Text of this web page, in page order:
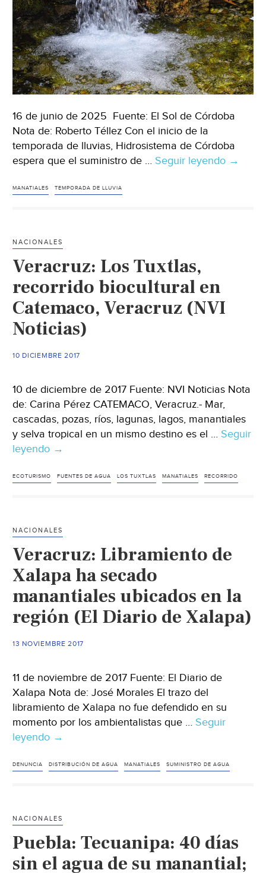
16 de junio de 2025 Fuente: El Sol de Córdoba
Nota de: Roberto Téllez Con el inicio de la
temporada de lluvias, Hidrosistema de Córdoba
espera que el suministro de … Seguir leyendo
(El
de
→
MANATIALES TEMPORADA DE LLUVIA
NACIONALES
Veracruz: Los Tuxtlas,
recorrido biocultural en
Catemaco, Veracruz (NVI
Noticias)
10 DICIEMBRE 2017
10 de diciembre de 2017 Fuente: NVI Noticias Nota
de: Carina Pérez CATEMACO, Veracruz.- Mar,
cascadas, pozas, ríos, lagunas, lagos, manantiales
y selva tropical en un mismo destino es el … Seguir
leyendo Veracruz:
Tuxtlas,
Catemaco,
Veracruz
Noticias)
→
ECOTURISMO FUENTES DE AGUA LOS TUXTLAS MANATIALES RECORRIDO
NACIONALES
Veracruz: Libramiento de
Xalapa ha secado
manantiales ubicados en la
región (El Diario de Xalapa)
13 NOVIEMBRE 2017
11 de noviembre de 2017 Fuente: El Diario de
Xalapa Nota de: José Morales El trazo del
libramiento de Xalapa no fue defendido en su
momento por los ambientalistas que … Seguir
leyendo Veracruz:
de
manantiales
ubicados
en
→
DENUNCIA DISTRIBUCIÓN DE AGUA MANATIALES SUMINISTRO DE AGUA
NACIONALES
Puebla: Tecuanipa: 40 días
sin el agua de su manantial;